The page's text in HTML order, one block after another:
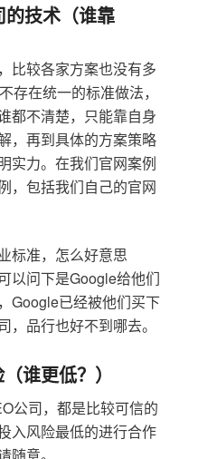
技术（谁靠
比较各家方案也没有多
存在统一的标准做法，
都不清楚，只能靠自身
，再到具体的方案策略
实力。在我们官网案例
，包括我们自己的官网
标准，怎么好意思
以问下是Google给他们
Google已经被他们买下
，品行也好不到哪去。
谁更低？）
公司，都是比较可信的
入风险最低的进行合作